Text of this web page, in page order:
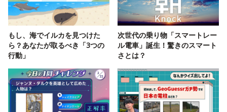
もし、海でイルカを見つけた
ら？あなたが取るべき「3つの
行動」
次世代の乗り物「スマートレー
ル電車」誕生！驚きのスマート
さとは？